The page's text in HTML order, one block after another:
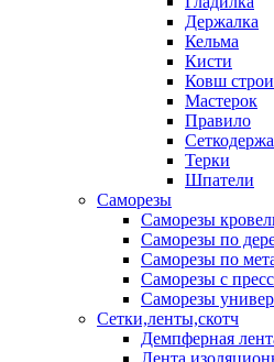
Держалка
Кельма
Кисти
Ковш
Мастерок
Правило
Терки
Шпатели
Саморезы
Саморезы
Саморезы по
Саморезы по
Саморезы с
Саморезы
Сетки,ленты,скотч
Демпферная
Лента